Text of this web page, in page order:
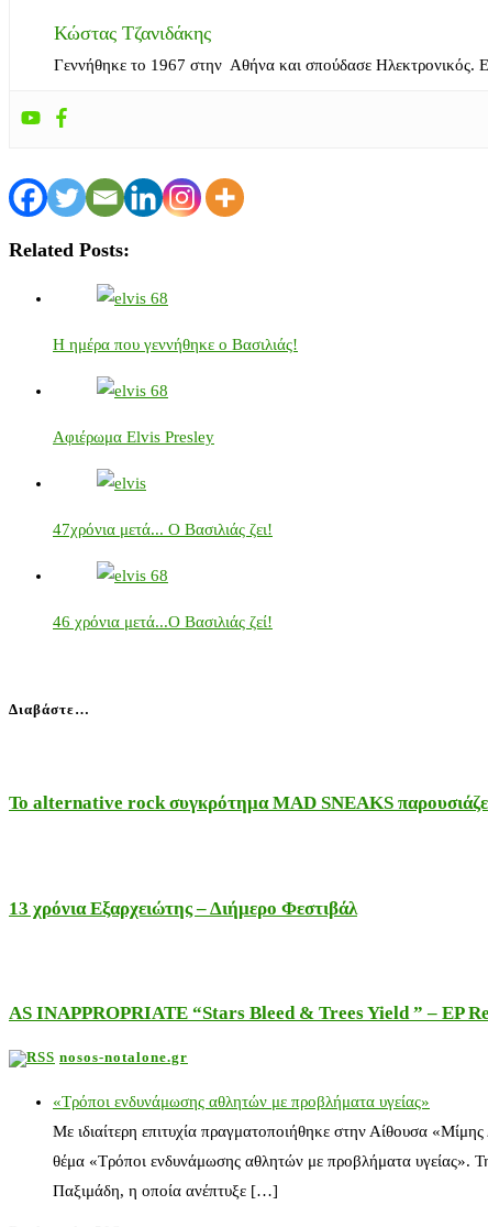
Κώστας Τζανιδάκης
Γεννήθηκε το 1967 στην Αθήνα και σπούδασε Ηλεκτρονικός.
Related Posts:
Η ημέρα που γεννήθηκε ο Βασιλιάς!
Αφιέρωμα Elvis Presley
47χρόνια μετά... Ο Βασιλιάς ζει!
46 χρόνια μετά...Ο Βασιλιάς ζεί!
Διαβάστε…
Το alternative rock συγκρότημα MAD SNEAKS
13 χρόνια Εξαρχειώτης – Διήμερο Φεστιβάλ
AS INAPPROPRIATE “Stars Bleed & Trees Yield ” – EP
nosos-notalone.gr
«Τρόποι ενδυνάμωσης αθλητών με προβλήματα υγείας»
Με ιδιαίτερη επιτυχία πραγματοποιήθηκε στην Αίθουσα
θέμα «Τρόποι ενδυνάμωσης αθλητών με προβλήματα υγείας».
Παξιμάδη, η οποία ανέπτυξε […]